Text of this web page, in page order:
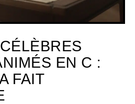
EN C :
FAIT